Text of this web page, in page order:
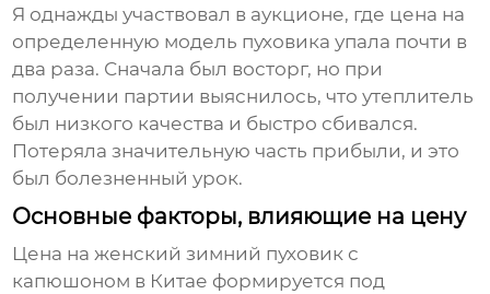
Я однажды участвовал в аукционе, где цена на
определенную модель пуховика упала почти в
два раза. Сначала был восторг, но при
получении партии выяснилось, что утеплитель
был низкого качества и быстро сбивался.
Потеряла значительную часть прибыли, и это
был болезненный урок.
Основные факторы, влияющие на цену
Цена наженский зимний пуховик с
капюшоном в Китае формируется под